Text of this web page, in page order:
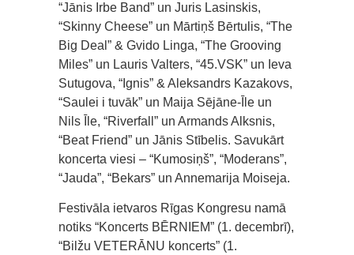
“Jānis Irbe Band” un Juris Lasinskis,
“Skinny Cheese” un Mārtiņš Bērtulis, “The
Big Deal” & Gvido Linga, “The Grooving
Miles” un Lauris Valters, “45.VSK” un Ieva
Sutugova, “Ignis” & Aleksandrs Kazakovs,
“Saulei i tuvāk” un Maija Sējāne-Īle un
Nils Īle, “Riverfall” un Armands Alksnis,
“Beat Friend” un Jānis Stībelis. Savukārt
koncerta viesi – “Kumosiņš”, “Moderans”,
“Jauda”, “Bekars” un Annemarija Moiseja.
Festivāla ietvaros Rīgas Kongresu namā
notiks “Koncerts BĒRNIEM” (1. decembrī),
“Bilžu VETERĀNU koncerts” (1.